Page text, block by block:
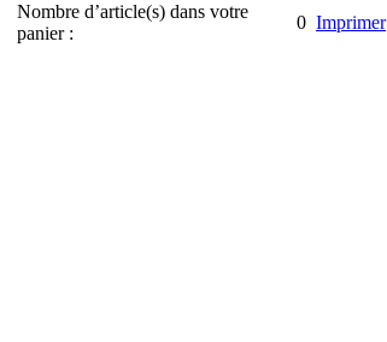
Nombre d’article(s) dans votre
panier :
0 Imprimer